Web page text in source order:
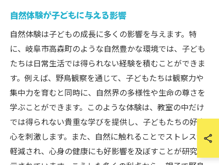
自然体験が子どもに与える影響
自然体験は子どもの成長に多くの影響を与えます。特
に、岐阜市高森町のような自然豊かな環境では、子ども
たちは日常生活では得られない経験を積むことができま
す。例えば、野鳥観察を通じて、子どもたちは観察力や
集中力を育むと同時に、自然界の多様性や生命の尊さを
学ぶことができます。このような体験は、教室の中だけ
では得られない貴重な学びを提供し、子どもたちの好奇
心を刺激します。また、自然に触れることでストレスが
軽減され、心身の健康にも好影響を及ぼすことが研究で